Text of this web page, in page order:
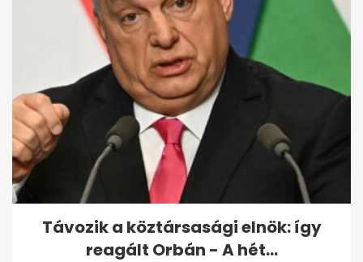
Kendőzetlen őszinteséggel
vallott magánéletéről Nádai
Anikó
Távozik a köztársasági elnök: így
reagált Orbán - A hét...